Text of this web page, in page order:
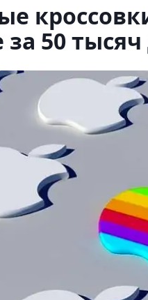
50